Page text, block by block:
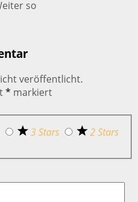
so
veröffentlicht.
* markiert
3 Stars
2 Stars